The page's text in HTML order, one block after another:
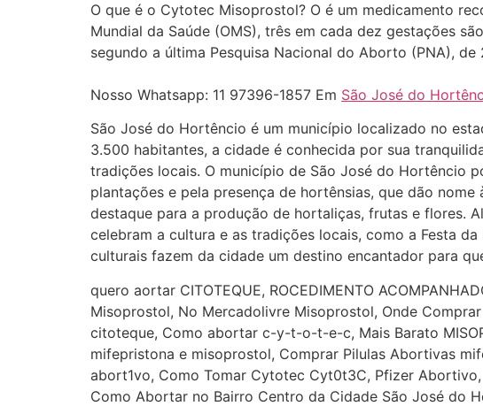
O que é o Cytotec Misoprostol? O é um medicamento
Mundial da Saúde (OMS), três em cada dez gestações
segundo a última Pesquisa Nacional do Aborto (PNA), de
Nosso Whatsapp: 11 97396-1857 Em São José do
São José do Hortêncio é um município localizado no
3.500 habitantes, a cidade é conhecida por sua
tradições locais. O município de São José do Hortêncio
plantações e pela presença de hortênsias, que dão
destaque para a produção de hortaliças, frutas e flores.
celebram a cultura e as tradições locais, como a Festa
culturais fazem da cidade um destino encantador para
quero aortar CITOTEQUE, ROCEDIMENTO
Misoprostol, No Mercadolivre Misoprostol, Onde
citoteque, Como abortar c-y-t-o-t-e-c, Mais Barato
mifepristona e misoprostol, Comprar Pilulas Abortivas
abort1vo, Como Tomar Cytotec Cyt0t3C, Pfizer Abortivo,
Como Abortar no Bairro Centro da Cidade São José do